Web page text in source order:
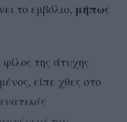
το εμβόλιο, μήπως
της άτυχης
είπε χθες στο